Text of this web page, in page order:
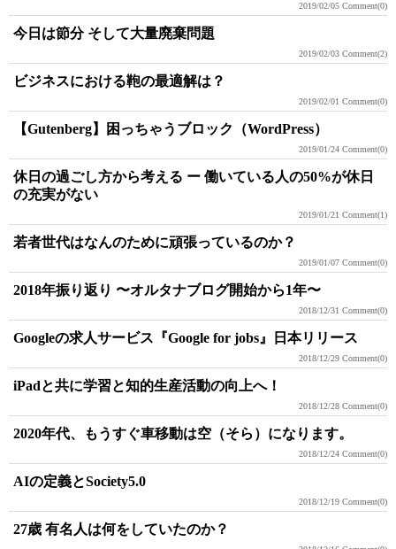
2019/02/05 Comment(0)
今日は節分 そして大量廃棄問題
2019/02/03 Comment(2)
ビジネスにおける鞄の最適解は？
2019/02/01 Comment(0)
【Gutenberg】困っちゃうブロック（WordPress）
2019/01/24 Comment(0)
休日の過ごし方から考える ー 働いている人の50%が休日
の充実がない
2019/01/21 Comment(1)
若者世代はなんのために頑張っているのか？
2019/01/07 Comment(0)
2018年振り返り 〜オルタナブログ開始から1年〜
2018/12/31 Comment(0)
Googleの求人サービス『Google for jobs』日本リリース
2018/12/29 Comment(0)
iPadと共に学習と知的生産活動の向上へ！
2018/12/28 Comment(0)
2020年代、もうすぐ車移動は空（そら）になります。
2018/12/24 Comment(0)
AIの定義とSociety5.0
2018/12/19 Comment(0)
27歳 有名人は何をしていたのか？